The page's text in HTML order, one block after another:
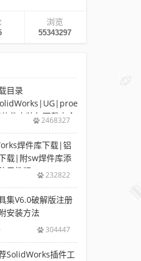
浏览
55343297
目录
件安装包下载大全
2468327
焊件库下载|铝
载|附sw焊件库添
用教程
232822
集V6.0破解版注册
安装方法
304447
SolidWorks插件工